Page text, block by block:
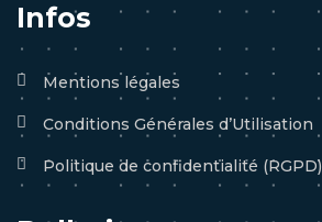
Infos
Mentions légales
Conditions Générales d’Utilisation
Politique de confidentialité (RGPD)